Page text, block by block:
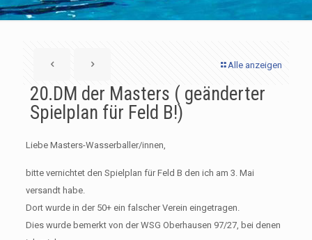
Alle anzeigen
20.DM der Masters ( geänderter
Spielplan für Feld B!)
Liebe Masters-Wasserballer/innen,
bitte vernichtet den Spielplan für Feld B den ich am 3. Mai
versandt habe.
Dort wurde in der 50+ ein falscher Verein eingetragen.
Dies wurde bemerkt von der WSG Oberhausen 97/27, bei denen